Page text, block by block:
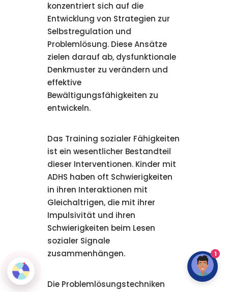
konzentriert sich auf die
Entwicklung von Strategien zur
Selbstregulation und
Problemlösung. Diese Ansätze
zielen darauf ab, dysfunktionale
Denkmuster zu verändern und
effektive
Bewältigungsfähigkeiten zu
entwickeln.
Das Training sozialer Fähigkeiten
ist ein wesentlicher Bestandteil
dieser Interventionen. Kinder mit
ADHS haben oft Schwierigkeiten
in ihren Interaktionen mit
Gleichaltrigen, die mit ihrer
Impulsivität und ihren
Schwierigkeiten beim Lesen
sozialer Signale
zusammenhängen.
Die Problemlösungstechniken
1